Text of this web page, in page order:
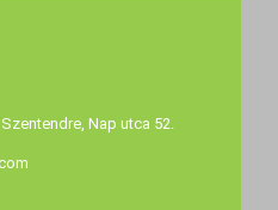
Nap utca 52.